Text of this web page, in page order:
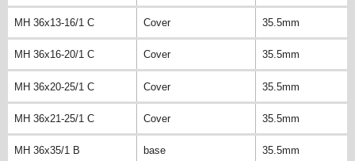
MH 36x13-16/1 C Cover 35.5mm
MH 36x16-20/1 C Cover 35.5mm
MH 36x20-25/1 C Cover 35.5mm
MH 36x21-25/1 C Cover 35.5mm
MH 36x35/1 B base 35.5mm